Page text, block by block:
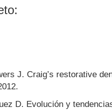
J. Craig’s restorative
D. Evolución y